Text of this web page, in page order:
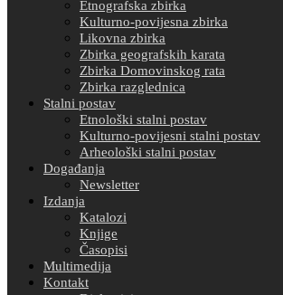
Etnografska zbirka
Kulturno-povijesna zbirka
Likovna zbirka
Zbirka geografskih karata
Zbirka Domovinskog rata
Zbirka razglednica
Stalni postav
Etnološki stalni postav
Kulturno-povijesni stalni postav
Arheološki stalni postav
Događanja
Newsletter
Izdanja
Katalozi
Knjige
Časopisi
Multimedija
Kontakt